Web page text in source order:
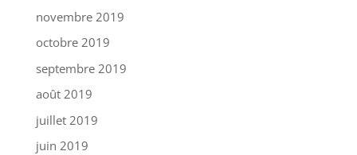
novembre 2019
octobre 2019
septembre 2019
août 2019
juillet 2019
juin 2019